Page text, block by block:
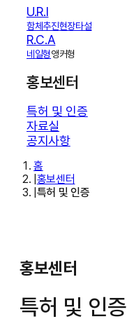
U.R.I
함체추진현장타설
R.C.A
네일형앵커형
홍보센터
특허 및 인증
자료실
공지사항
홈
홍보센터
특허 및 인증
홍보센터
특허 및 인증